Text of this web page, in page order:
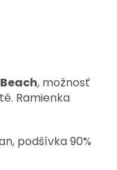
, možnosť
Ramienka
podšívka 90%